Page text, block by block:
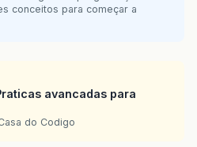
conceitos para começar a
avancadas para
do Codigo